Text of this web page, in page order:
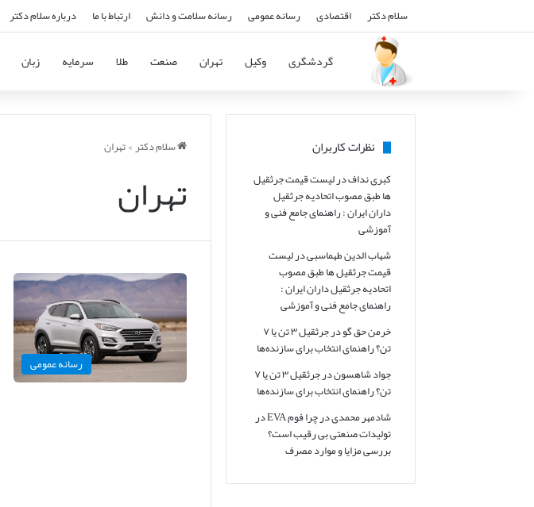
سلام دکتر اقتصادی رسانه عمومی رسانه سلامت و دانش ارتباط با ما درباره سلام دکتر
گردشگری وکیل تهران صنعت طلا سرمایه زبان
سلام دکتر>تهران
تهران
رسانه عمومی
نظرات کاربران
کبری ندافدرلیست قیمت جرثقیل
ها طبق مصوب اتحادیه جرثقیل
داران ایران : راهنمای جامع فنی و
آموزشی
شهاب الدین طهماسبیدرلیست
قیمت جرثقیل ها طبق مصوب
اتحادیه جرثقیل داران ایران :
راهنمای جامع فنی و آموزشی
خرمن حق گودر
جرثقیل ۳ تن یا ۷
تن؟ راهنمای انتخاب برای سازنده‌ها
جواد شاهسوندر
جرثقیل ۳ تن یا ۷
تن؟ راهنمای انتخاب برای سازنده‌ها
شادمهر محمدیدر
چرا فوم EVA در
تولیدات صنعتی بی رقیب است؟
بررسی مزایا و موارد مصرف